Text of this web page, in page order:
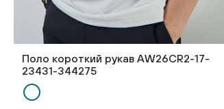
Поло короткий рукав AW26CR2-17-
23431-344275